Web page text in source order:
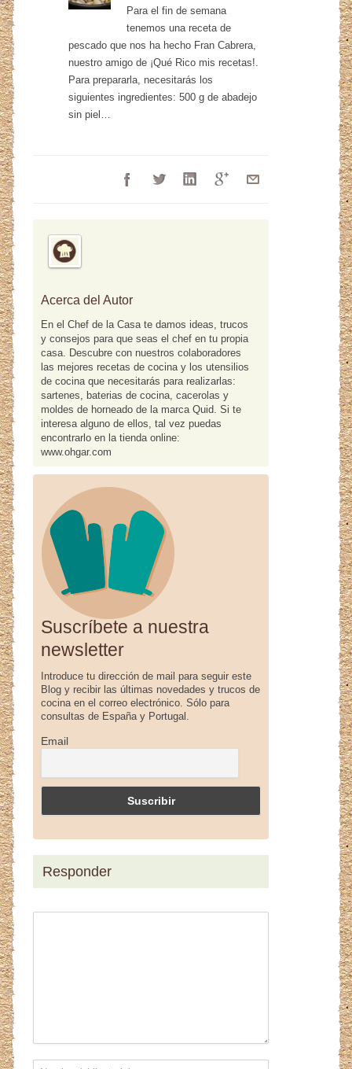
Para el fin de semana
tenemos una receta de
pescado que nos ha hecho Fran Cabrera,
nuestro amigo de ¡Qué Rico mis recetas!.
Para prepararla, necesitarás los
siguientes ingredientes: 500 g de abadejo
sin piel…
Acerca del Autor
En el Chef de la Casa te damos ideas, trucos
y consejos para que seas el chef en tu propia
casa. Descubre con nuestros colaboradores
las mejores recetas de cocina y los utensilios
de cocina que necesitarás para realizarlas:
sartenes, baterias de cocina, cacerolas y
moldes de horneado de la marca Quid. Si te
interesa alguno de ellos, tal vez puedas
encontrarlo en la tienda online:
www.ohgar.com
Suscríbete a nuestra
newsletter
Introduce tu dirección de mail para seguir este
Blog y recibir las últimas novedades y trucos de
cocina en el correo electrónico. Sólo para
consultas de España y Portugal.
Email
Responder